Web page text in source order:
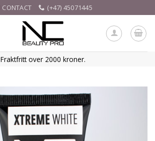
CONTACT (+47) 45071445
Fraktfritt over 2000 kroner.